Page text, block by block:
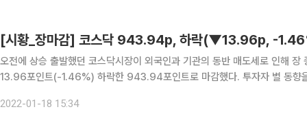
오전에 상승 출발했던 코스닥시장이 외국인과 기관의 동반 매도세로 인해 장 종반 하락 마감했다. 18일
13.96포인트(-1.46%) 하락한 943.94포인트로 마감했다. 투자자 별 동향을 자세히 살펴보면 개인만 홀로 매수 했으며, 기관과 외국인
2022-01-18 15:34